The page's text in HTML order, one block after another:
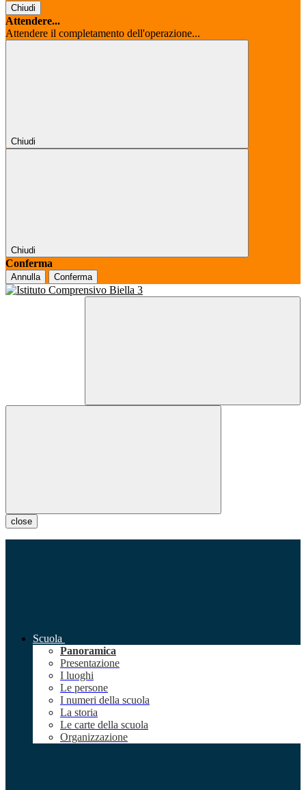
Chiudi
Attendere...
Attendere il completamento dell'operazione...
Chiudi
Chiudi
Conferma
Annulla Conferma
close
Scuola
Panoramica
Presentazione
I luoghi
Le persone
I numeri della scuola
La storia
Le carte della scuola
Organizzazione